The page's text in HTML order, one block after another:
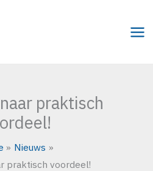
praktisch
Nieuws
praktisch voordeel!